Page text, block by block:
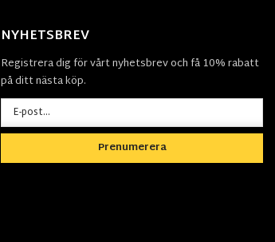
NYHETSBREV
Registrera dig för vårt nyhetsbrev och få 10% rabatt
på ditt nästa köp.
Prenumerera